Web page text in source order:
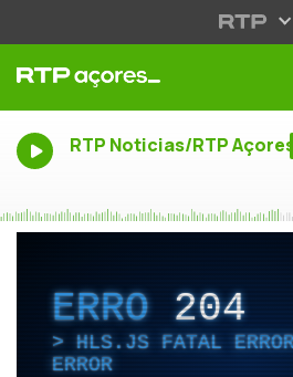
RTP Noticias/RTP Açores
ERRO204
HLS.JS FATAL
ERROR